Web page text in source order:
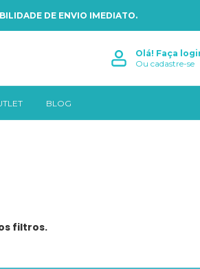
DE ENVIO IMEDIATO.
Olá! Faça
Ou cadastre-se
BLOG
filtros.